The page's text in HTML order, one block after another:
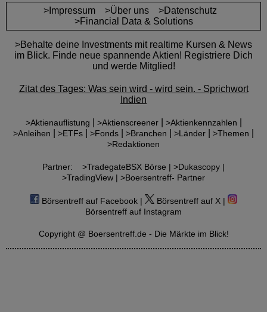
>Impressum >Über uns
>Datenschutz
>Financial Data & Solutions
>Behalte deine Investments mit realtime Kursen & News
im Blick. Finde neue spannende Aktien! Registriere Dich
und werde Mitglied!
Zitat des Tages: Was sein wird - wird sein. - Sprichwort
Indien
>Aktienauflistung >Aktienscreener| >Aktienkennzahlen
>Anleihen >ETFs >Fonds >Branchen >Länder >Themen
>Redaktionen
Partner: >TradegateBSX Börse | >Dukascopy |
>TradingView | >Boersentreff- Partner
Börsentreff auf Facebook |
Börsentreff auf X |
Börsentreff auf Instagram
Copyright @ Boersentreff.de - Die Märkte im Blick!